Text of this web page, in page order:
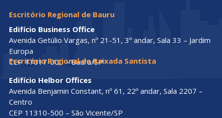
Escritório Regional de Bauru
Edifício Business Office
Avenida Getúlio Vargas, nº 21-51, 3º andar, Sala 33 – Jardim
Europa
CEP 17017-000 – Bauru/SP
Escritório Regional da Baixada Santista
Edifício Helbor Offices
Avenida Benjamin Constant, nº 61, 22º andar, Sala 2207 –
Centro
CEP 11310-500 – São Vicente/SP